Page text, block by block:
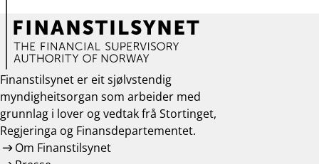
Finanstilsynet er eit sjølvstendig
myndigheitsorgan som arbeider med
grunnlag i lover og vedtak frå Stortinget,
Regjeringa og Finansdepartementet.
Om Finanstilsynet